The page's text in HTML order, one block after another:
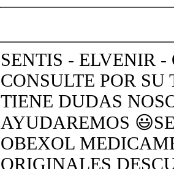
SENTIS - ELVENIR
CONSULTE POR
TIENE DUDAS
AYUDAREMOS
OBEXOL
ORIGINALES